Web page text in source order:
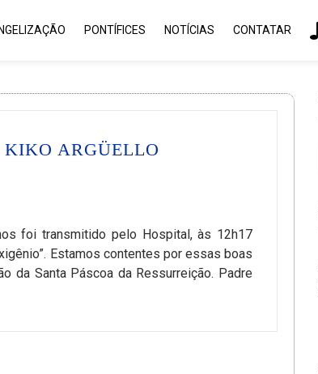
PONTÍFICES NOTÍCIAS CONTATAR
KIKO ARGÜELLO
foi transmitido pelo Hospital, às 12h17
Estamos contentes por essas boas
da Santa Páscoa da Ressurreição. Padre